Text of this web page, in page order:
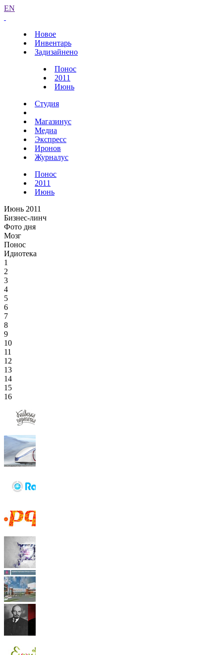
EN
Новое
Инвентарь
Задизайнено
Понос
2011
Июнь
Студия
Магазинус
Медиа
Экспресс
Иронов
Журналус
Понос
2011
Июнь
Июнь 2011
Бизнес-линч
Фото дня
Мозг
Понос
Идиотека
1
2
3
4
5
6
7
8
9
10
11
12
13
14
15
16